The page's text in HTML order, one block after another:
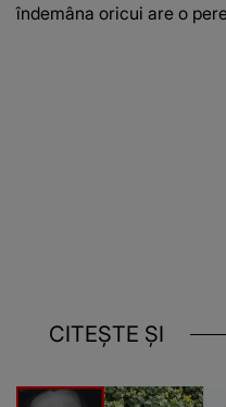
îndemâna oricui are o
CITEȘTE ȘI